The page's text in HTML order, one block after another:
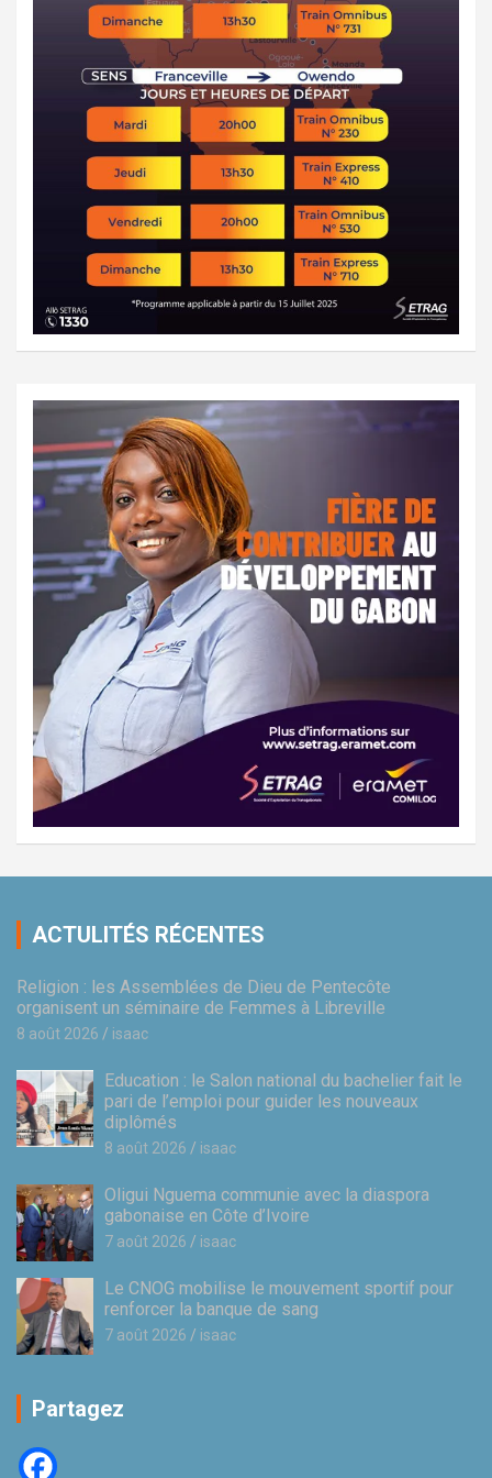
ACTULITÉS RÉCENTES
Religion : les Assemblées de Dieu de Pentecôte
organisent un séminaire de Femmes à Libreville
8 août 2026 isaac
Education : le Salon national du bachelier fait le
pari de l’emploi pour guider les nouveaux
diplômés
8 août 2026 isaac
Oligui Nguema communie avec la diaspora
gabonaise en Côte d’Ivoire
7 août 2026 isaac
Le CNOG mobilise le mouvement sportif pour
renforcer la banque de sang
7 août 2026 isaac
Partagez